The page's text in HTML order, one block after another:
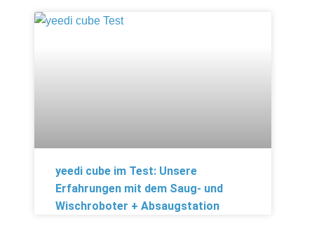
yeedi cube im Test: Unsere
Erfahrungen mit dem Saug- und
Wischroboter + Absaugstation